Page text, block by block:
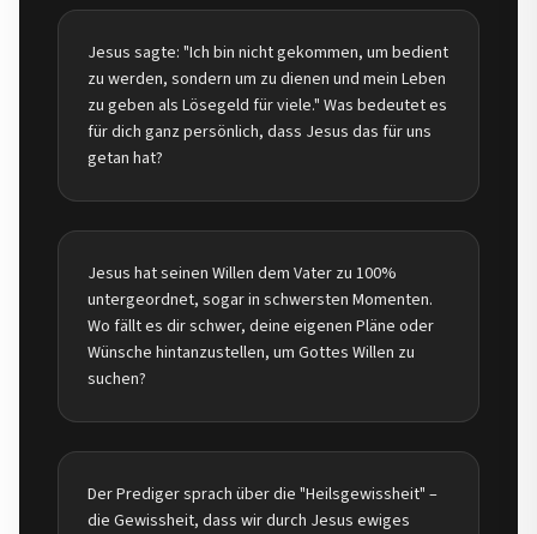
Jesus sagte: "Ich bin nicht gekommen, um bedient
zu werden, sondern um zu dienen und mein Leben
zu geben als Lösegeld für viele." Was bedeutet es
für dich ganz persönlich, dass Jesus das für uns
getan hat?
Jesus hat seinen Willen dem Vater zu 100%
untergeordnet, sogar in schwersten Momenten.
Wo fällt es dir schwer, deine eigenen Pläne oder
Wünsche hintanzustellen, um Gottes Willen zu
suchen?
Der Prediger sprach über die "Heilsgewissheit" –
die Gewissheit, dass wir durch Jesus ewiges